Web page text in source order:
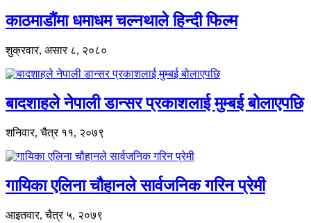
काठमाडौंमा धमाधम चल्नथाले हिन्दी फिल्म
शुक्रवार, असार ८, २०८०
बादशाहले नेपाली डान्सर प्रकाशलाई मुम्बई बोलाएपछि
शनिवार, चैत्र ११, २०७९
गायिका एलिना चौहानले सार्वजनिक गरिन प्रेमी
आइतवार, चैत्र ५, २०७९